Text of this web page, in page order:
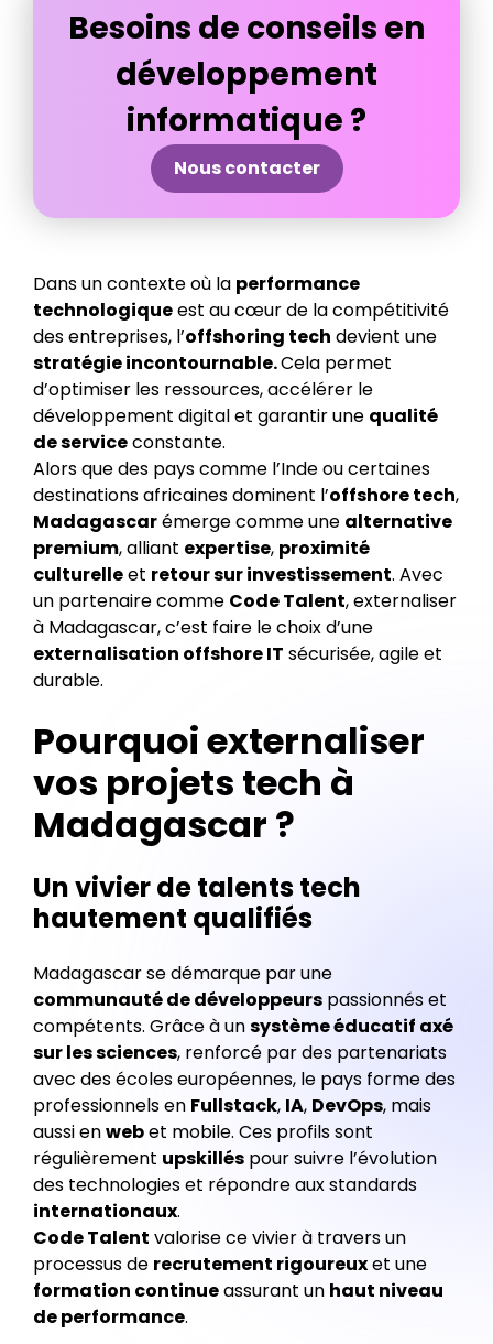
Besoins de conseils en
développement
informatique ?
Nous contacter
Dans un contexte où la performance
technologiqueest au cœur de la compétitivité
des entreprises, l’offshoring tech devient une
stratégie incontournable.Cela permet
d’optimiser les ressources, accélérer le
développement digital et garantir une qualité
de serviceconstante.
Alors que des pays comme l’Inde ou certaines
destinations africaines dominent l’offshore tech,
Madagascarémerge comme une alternative
premium, alliant expertise, proximité
culturelleet retour sur investissement. Avec
un partenaire comme Code Talent, externaliser
à Madagascar, c’est faire le choix d’une
externalisation offshore IT sécurisée, agile et
durable.
Pourquoi externaliser
vos projets tech à
Madagascar ?
Un vivier de talents tech
hautement qualifiés
Madagascar se démarque par une
communauté de développeurs passionnés et
compétents. Grâce à unsystème éducatif axé
sur les sciences, renforcé par des partenariats
avec des écoles européennes, le pays forme des
professionnels en Fullstack, IA, DevOps, mais
aussi enwebet mobile. Ces profils sont
régulièrement upskillés pour suivre l’évolution
des technologies et répondre aux standards
internationaux.
Code Talent valorise ce vivier à travers un
processus de recrutement rigoureuxet une
formation continueassurant un haut niveau
de performance.